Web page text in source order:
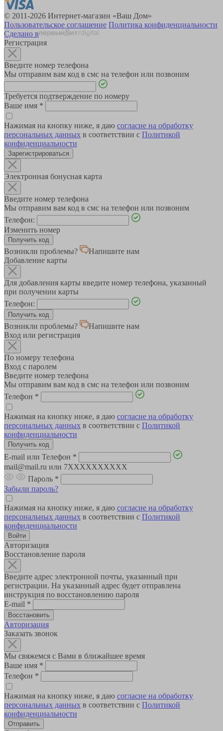
© 2011-2026 Интернет-магазин «Ваш Дом»
Пользовательское соглашение Политика конфиденциальности
Сделано в
Регистрация
Введите номер телефона
Мы отправим вам код в смс на телефон или позвоним
Требуется подтверждение по номеру
Ваше имя *
Нажимая на кнопку ниже, я даю согласие на обработку
персональных данных в соответствии с Политикой
конфиденциальности
Зарегистрироваться
Электронная бонусная карта
Введите номер телефона
Мы отправим вам код в смс на телефон или позвоним
Телефон:
Изменить номер
Возникли проблемы?
Напишите нам
Добавление карты
Для добавления карты введите номер телефона, указанный
при получении карты
Телефон:
Возникли проблемы?
Напишите нам
Вход или регистрация
По номеру телефона
Вход с паролем
Введите номер телефона
Мы отправим вам код в смс на телефон или позвоним
Телефон *
Нажимая на кнопку ниже, я даю согласие на обработку
персональных данных в соответствии с Политикой
конфиденциальности
E-mail или Телефон *
mail@mail.ru или 7XXXXXXXXXX
Пароль *
Забыли пароль?
Нажимая на кнопку ниже, я даю согласие на обработку
персональных данных в соответствии с Политикой
конфиденциальности
Авторизация
Восстановление пароля
Введите адрес электронной почты, указанный при
регистрации. На указанный адрес будет отправлена
инструкция по восстановлению пароля
E-mail *
Авторизация
Заказать звонок
Мы свяжемся с Вами в ближайшее время
Ваше имя *
Телефон *
Нажимая на кнопку ниже, я даю согласие на обработку
персональных данных в соответствии с Политикой
конфиденциальности